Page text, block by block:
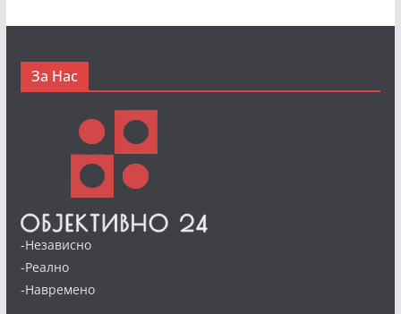
За Нас
-Независно
-Реално
-Навремено